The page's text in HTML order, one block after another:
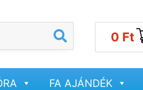
0 Ft
FA AJÁNDÉK